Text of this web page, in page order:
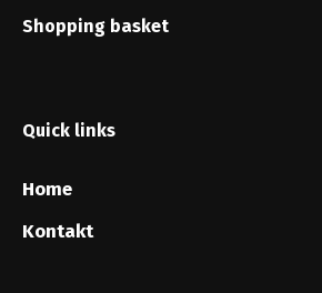
Shopping basket
Quick links
Home
Kontakt